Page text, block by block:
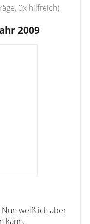
0x hilfreich)
2009
weiß ich aber
kann.